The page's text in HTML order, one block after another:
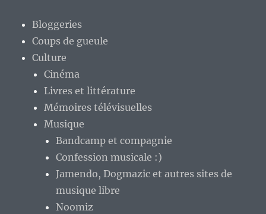
Bloggeries
Coups de gueule
Culture
Cinéma
Livres et littérature
Mémoires télévisuelles
Musique
Bandcamp et compagnie
Confession musicale :)
Jamendo, Dogmazic et autres sites de
musique libre
Noomiz